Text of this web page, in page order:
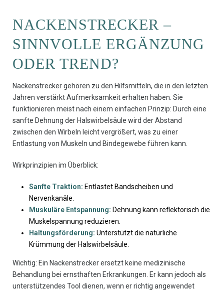
NACKENSTRECKER –
SINNVOLLE ERGÄNZUNG
ODER TREND?
Nackenstrecker gehören zu den Hilfsmitteln, die in den letzten
Jahren verstärkt Aufmerksamkeit erhalten haben. Sie
funktionieren meist nach einem einfachen Prinzip: Durch eine
sanfte Dehnung der Halswirbelsäule wird der Abstand
zwischen den Wirbeln leicht vergrößert, was zu einer
Entlastung von Muskeln und Bindegewebe führen kann.
Wirkprinzipien im Überblick:
Sanfte Traktion: Entlastet Bandscheiben und
Nervenkanäle.
Muskuläre Entspannung: Dehnung kann reflektorisch die
Muskelspannung reduzieren.
Haltungsförderung: Unterstützt die natürliche
Krümmung der Halswirbelsäule.
Wichtig: Ein Nackenstrecker ersetzt keine medizinische
Behandlung bei ernsthaften Erkrankungen. Er kann jedoch als
unterstützendes Tool dienen, wenn er richtig angewendet